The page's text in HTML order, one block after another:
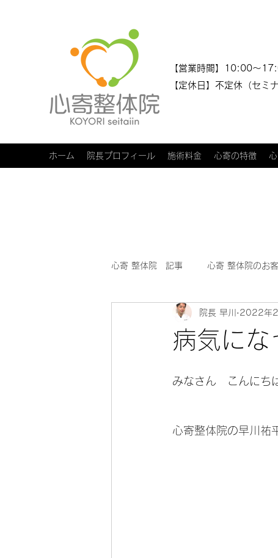
【営業時間】10:00～
【定休日】不定休（セミ
ホーム 院長プロフィール 施術料金 心寄の特徴
心寄 整体院 記事 心寄 整体院のお
心寄 整体院 健康教室～身体のソム
病気にな
院長 早川 2022年2
みなさん　こんにち
心寄整体院の早川祐